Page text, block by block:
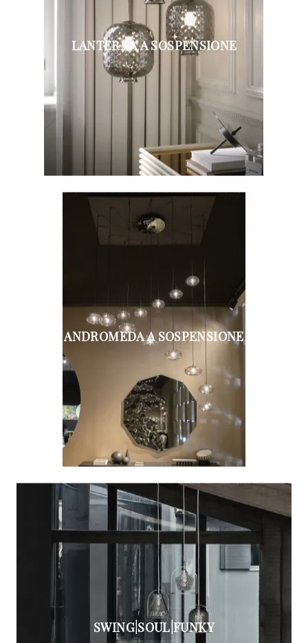
LANTERNA A SOSPENSIONE
ANDROMEDA A SOSPENSIONE
SWING|SOUL|FUNKY